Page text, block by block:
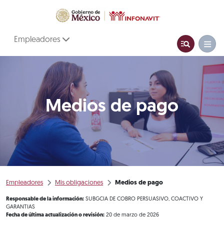
Empleadores
Medios de pago
Empleadores Mis obligaciones Medios de pago
Responsable de la información: SUBGCIA DE COBRO PERSUASIVO, COACTIVO Y
GARANTIAS
Fecha de última actualización o revisión: 20 de marzo de 2026